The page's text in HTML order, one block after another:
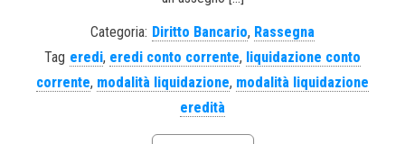
Categoria: Diritto Bancario, Rassegna
Tag eredi, eredi conto corrente, liquidazione conto
corrente, modalità liquidazione, modalità liquidazione
eredità